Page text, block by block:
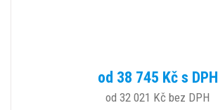
od 38 745 Kč s DPH
od 32 021 Kč bez DPH